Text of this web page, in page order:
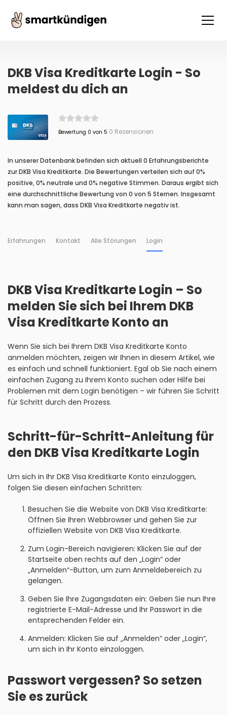
DKB Visa Kreditkarte Login - So
meldest du dich an
Bewertung 0 von 5 0 Rezensionen
In unserer Datenbank befinden sich aktuell 0 Erfahrungsberichte
zur DKB Visa Kreditkarte. Die Bewertungen verteilen sich auf 0%
positive, 0% neutrale und 0% negative Stimmen. Daraus ergibt sich
eine durchschnittliche Bewertung von 0 von 5 Sternen. Insgesamt
kann man sagen, dass DKB Visa Kreditkarte negativ ist.
Erfahrungen Kontakt Alle Störungen Login
DKB Visa Kreditkarte Login – So
melden Sie sich bei Ihrem DKB
Visa Kreditkarte Konto an
Wenn Sie sich bei Ihrem DKB Visa Kreditkarte Konto
anmelden möchten, zeigen wir Ihnen in diesem Artikel, wie
es einfach und schnell funktioniert. Egal ob Sie nach einem
einfachen Zugang zu Ihrem Konto suchen oder Hilfe bei
Problemen mit dem Login benötigen – wir führen Sie Schritt
für Schritt durch den Prozess.
Schritt-für-Schritt-Anleitung für
den DKB Visa Kreditkarte Login
Um sich in Ihr DKB Visa Kreditkarte Konto einzuloggen,
folgen Sie diesen einfachen Schritten:
Besuchen Sie die Website von DKB Visa Kreditkarte:
Öffnen Sie Ihren Webbrowser und gehen Sie zur
offiziellen Website von DKB Visa Kreditkarte.
Zum Login-Bereich navigieren: Klicken Sie auf der
Startseite oben rechts auf den „Login“ oder
„Anmelden“-Button, um zum Anmeldebereich zu
gelangen.
Geben Sie Ihre Zugangsdaten ein: Geben Sie nun Ihre
registrierte E-Mail-Adresse und Ihr Passwort in die
entsprechenden Felder ein.
Anmelden: Klicken Sie auf „Anmelden“ oder „Login“,
um sich in Ihr Konto einzologgen.
Passwort vergessen? So setzen
Sie es zurück